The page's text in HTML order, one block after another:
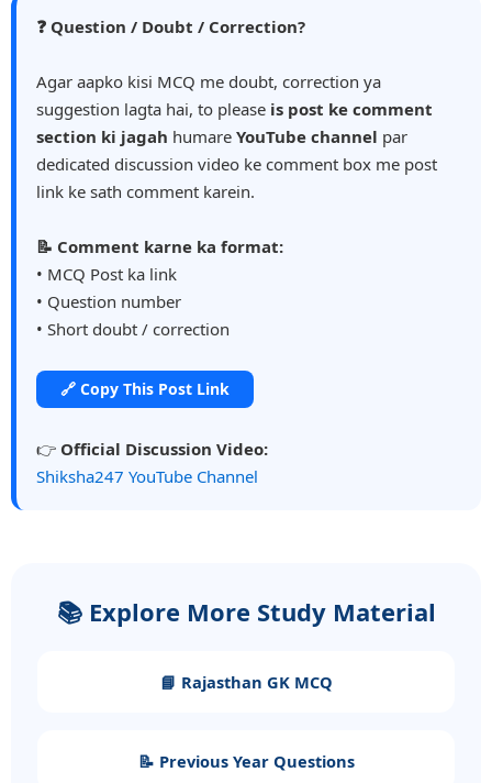
❓ Question / Doubt / Correction?
Agar aapko kisi MCQ me doubt, correction ya
suggestion lagta hai, to please is post ke comment
section ki jagah humare YouTube channel par
dedicated discussion video ke comment box me post
link ke sath comment karein.
📝 Comment karne ka format:
• MCQ Post ka link
• Question number
• Short doubt / correction
🔗 Copy This Post Link
👉 Official Discussion Video:
Shiksha247 YouTube Channel
📚 Explore More Study Material
📘 Rajasthan GK MCQ
📝 Previous Year Questions